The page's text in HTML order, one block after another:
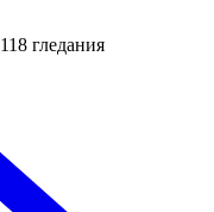
118 гледания